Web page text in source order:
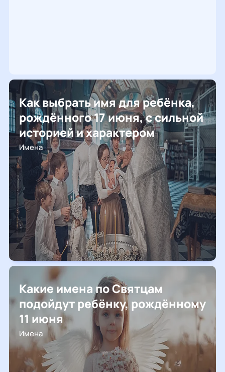
Как выбрать имя для ребёнка,
рождённого 17 июня, с сильной
историей и характером
Имена
Какие имена по Святцам
подойдут ребёнку, рождённому
11 июня
Имена